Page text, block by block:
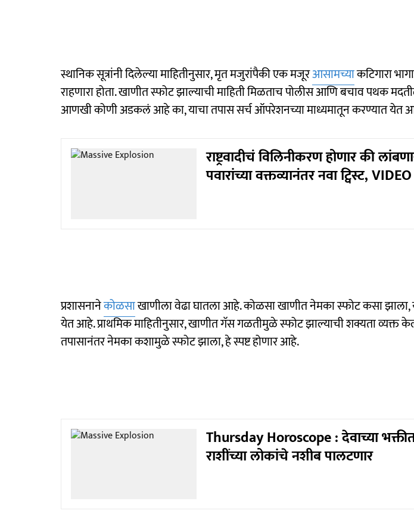
स्थानिक सूत्रांनी दिलेल्या माहितीनुसार, मृत मजुरांपैकी एक मजूरआसामच्याकटिगारा
राहणारा होता. खाणीत स्फोट झाल्याची माहिती मिळताच पोलीस आणि बचाव पथक
आणखी कोणी अडकलं आहे का, याचा तपास सर्च ऑपरेशनच्या माध्यमातून करण्यात येत
राष्ट्रवादीचं विलिनीकरण होणार की
पवारांच्या वक्तव्यानंतर नवा ट्विस्ट, VIDEO
प्रशासनानेकोळसाखाणीला वेढा घातला आहे. कोळसा खाणीत नेमका स्फोट कसा झाला,
येत आहे. प्राथमिक माहितीनुसार, खाणीत गॅस गळतीमुळे स्फोट झाल्याची शक्यता व्यक्त
तपासानंतर नेमका कशामुळे स्फोट झाला, हे स्पष्ट होणार आहे.
Thursday Horoscope : देवाच्या
राशींच्या लोकांचे नशीब पालटणार